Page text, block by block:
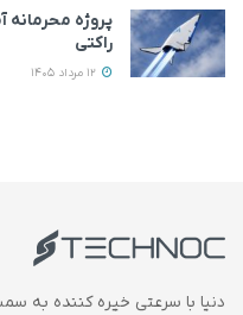
پروژه محرمانه
راکتی
دنیا با سرعتی خیره کننده به